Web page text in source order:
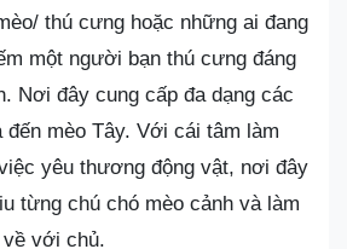
thú cưng hoặc những ai đang
một người bạn thú cưng đáng
Nơi đây cung cấp đa dạng các
đến mèo Tây. Với cái tâm làm
yêu thương động vật, nơi đây
từng chú chó mèo cảnh và làm
với chủ.